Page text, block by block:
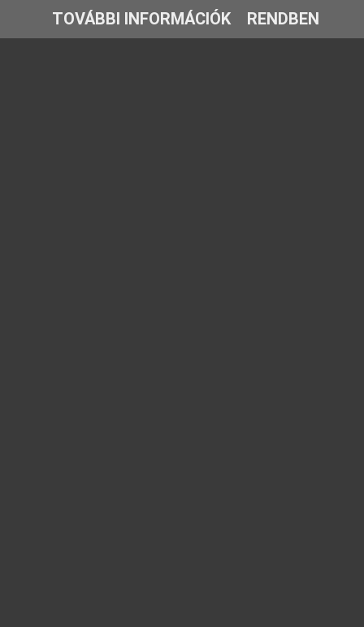
TOVÁBBI INFORMÁCIÓK RENDBEN